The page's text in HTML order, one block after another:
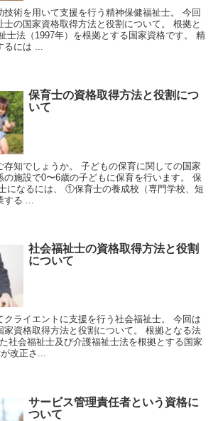
技術を用いて支援を行う精神保健福祉士。 今回
士の国家資格取得方法と役割について。 根拠と
士法（1997年）を根拠とする国家資格です。 精
には ...
保育士の資格取得方法と役割につ
いて
存知でしょうか。 子どもの保育に関しての国家
の施設で0〜6歳の子どもに保育を行います。 保
になるには、 ①保育士の養成校（専門学校、短
る ...
社会福祉士の資格取得方法と役割
について
クライエントに支援を行う社会福祉士。 今回は
家資格取得方法と役割について。 根拠となる法
社会福祉士及び介護福祉士法を根拠とする国家
改正さ...
サービス管理責任者という資格に
ついて